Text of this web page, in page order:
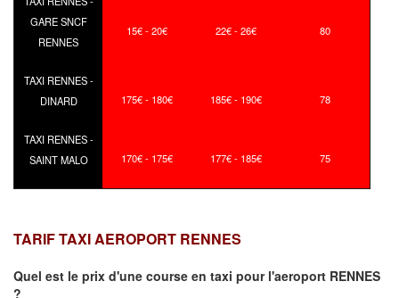
GARE SNCF
RENNES
15€ - 20€ 22€ - 26€ 80
TAXI RENNES -
DINARD
175€ - 180€ 185€ - 190€ 78
TAXI RENNES -
SAINT MALO
170€ - 175€ 177€ - 185€ 75
TARIF TAXI AEROPORT RENNES
Quel est le prix d'une course en taxi pour l'aeroport RENNES
?